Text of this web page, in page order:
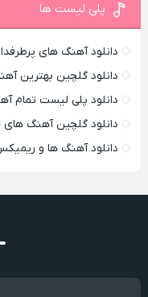
پلی لیست ها
دانلود آهنگ های
دانلود گلچین بهترین
دانلود پلی لیست تمام
دانلود گلچین آهنگ
دانلود آهنگ ها و ریمیکس